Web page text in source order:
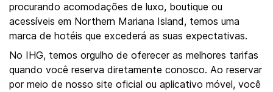
procurando acomodações de luxo, boutique ou
acessíveis em Northern Mariana Island, temos uma
marca de hotéis que excederá as suas expectativas.
No IHG, temos orgulho de oferecer as melhores tarifas
quando você reserva diretamente conosco. Ao reservar
por meio de nosso site oficial ou aplicativo móvel, você